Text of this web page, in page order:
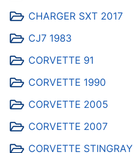
CHARGER SXT 2017
CJ7 1983
CORVETTE 91
CORVETTE 1990
CORVETTE 2005
CORVETTE 2007
CORVETTE